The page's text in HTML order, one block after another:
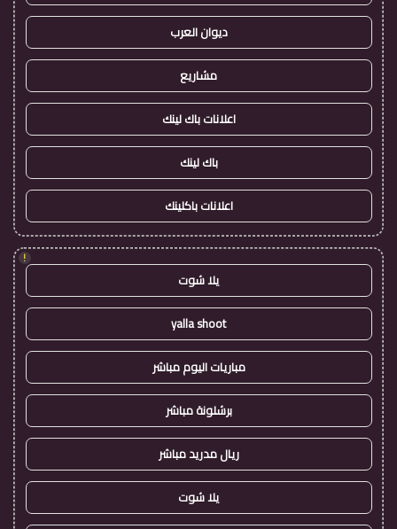
ديوان العرب
مشاريع
اعلانات باك لينك
باك لينك
اعلانات باكلينك
!
يلا شوت
yalla shoot
مباريات اليوم مباشر
برشلونة مباشر
ريال مدريد مباشر
يلا شوت